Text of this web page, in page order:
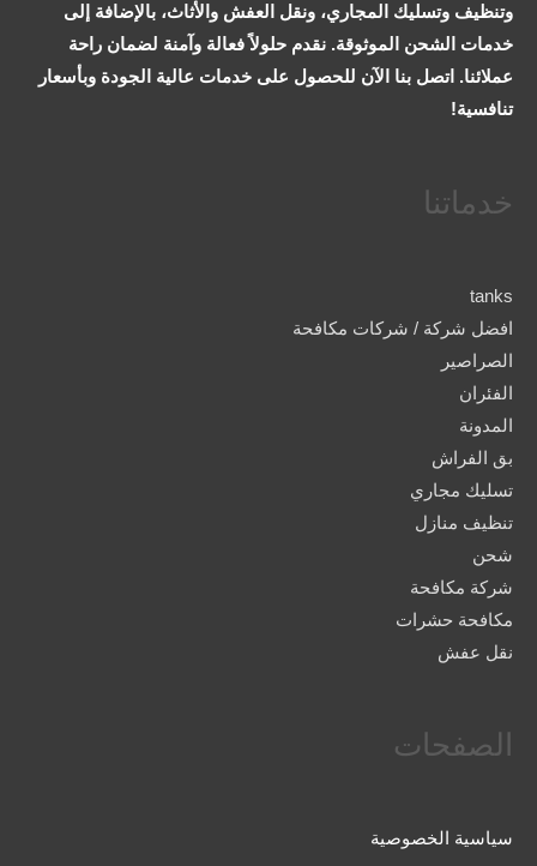
وتنظيف وتسليك المجاري، ونقل العفش والأثاث، بالإضافة إلى
خدمات الشحن الموثوقة. نقدم حلولاً فعالة وآمنة لضمان راحة
عملائنا. اتصل بنا الآن للحصول على خدمات عالية الجودة وبأسعار
تنافسية!
خدماتنا
tanks
افضل شركة / شركات مكافحة
الصراصير
الفئران
المدونة
بق الفراش
تسليك مجاري
تنظيف منازل
شحن
شركة مكافحة
مكافحة حشرات
نقل عفش
الصفحات
سياسية الخصوصية